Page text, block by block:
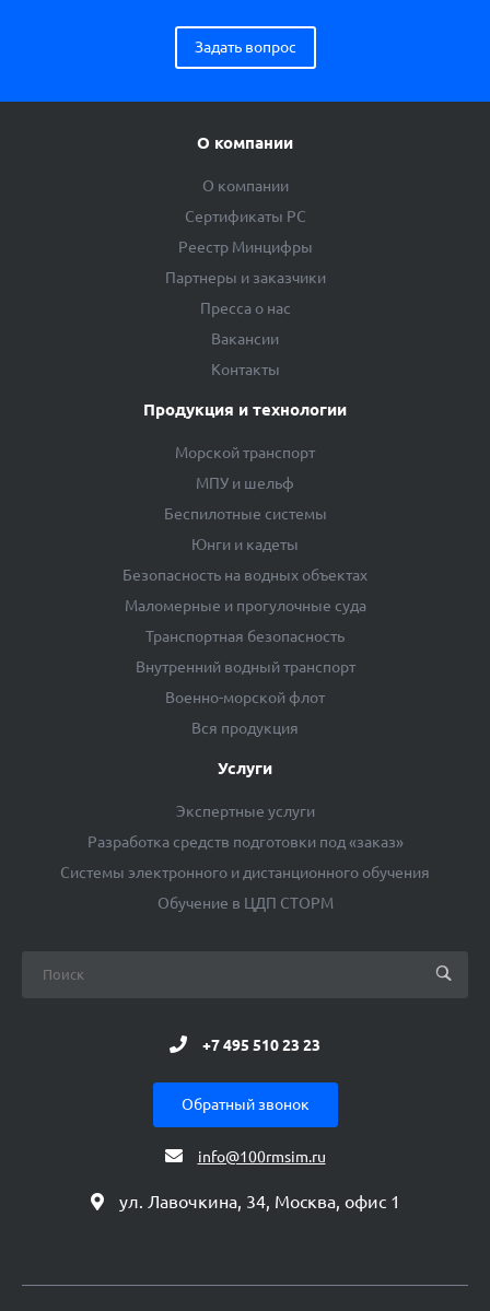
Задать вопрос
О компании
О компании
Сертификаты РС
Реестр Минцифры
Партнеры и заказчики
Пресса о нас
Вакансии
Контакты
Продукция и технологии
Морской транспорт
МПУ и шельф
Беспилотные системы
Юнги и кадеты
Безопасность на водных объектах
Маломерные и прогулочные суда
Транспортная безопасность
Внутренний водный транспорт
Военно-морской флот
Вся продукция
Услуги
Экспертные услуги
Разработка средств подготовки под «заказ»
Системы электронного и дистанционного обучения
Обучение в ЦДП СТОРМ
+7 495 510 23 23
Обратный звонок
info@100rmsim.ru
ул. Лавочкина, 34, Москва, офис 1